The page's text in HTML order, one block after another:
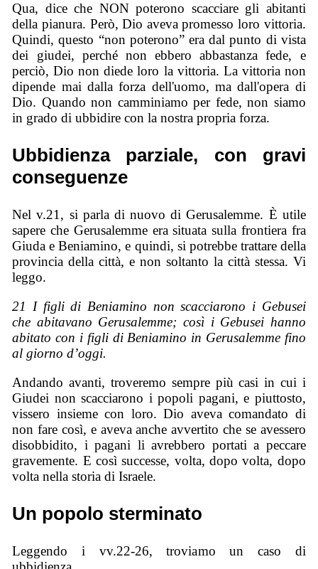
Qua, dice che NON poterono scacciare gli abitanti
della pianura. Però, Dio aveva promesso loro vittoria.
Quindi, questo “non poterono” era dal punto di vista
dei giudei, perché non ebbero abbastanza fede, e
perciò, Dio non diede loro la vittoria. La vittoria non
dipende mai dalla forza dell'uomo, ma dall'opera di
Dio. Quando non camminiamo per fede, non siamo
in grado di ubbidire con la nostra propria forza.
Ubbidienza parziale, con gravi
conseguenze
Nel v.21, si parla di nuovo di Gerusalemme. È utile
sapere che Gerusalemme era situata sulla frontiera fra
Giuda e Beniamino, e quindi, si potrebbe trattare della
provincia della città, e non soltanto la città stessa. Vi
leggo.
21 I figli di Beniamino non scacciarono i Gebusei
che abitavano Gerusalemme; così i Gebusei hanno
abitato con i figli di Beniamino in Gerusalemme fino
al giorno d’oggi.
Andando avanti, troveremo sempre più casi in cui i
Giudei non scacciarono i popoli pagani, e piuttosto,
vissero insieme con loro. Dio aveva comandato di
non fare così, e aveva anche avvertito che se avessero
disobbidito, i pagani li avrebbero portati a peccare
gravemente. E così successe, volta, dopo volta, dopo
volta nella storia di Israele.
Un popolo sterminato
Leggendo i vv.22-26, troviamo un caso di